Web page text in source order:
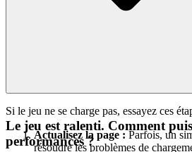
Si le jeu ne se charge pas, essayez ces
Actualisez la page : Parfois, un
résoudre les problèmes de
Le jeu est ralenti. Comment
performances ?